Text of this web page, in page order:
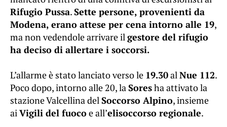
Rifugio Pussa.Sette persone, provenienti da
Modena, erano attese per cena intorno alle 19,
ma non vedendole arrivare il gestore del rifugio
ha deciso di allertare i soccorsi.
L’allarme è stato lanciato verso le 19.30al Nue 112.
Poco dopo, intorno alle 20, la Soresha attivato la
stazione Valcellina del Soccorso Alpino, insieme
ai Vigili del fuocoe all’elisoccorso regionale.